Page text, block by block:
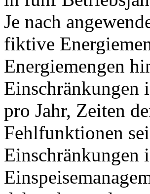
Je nach
fiktive
Energiemengen
Einschränkungen
pro Jahr, Zeiten
Fehlfunktionen
Einschränkungen